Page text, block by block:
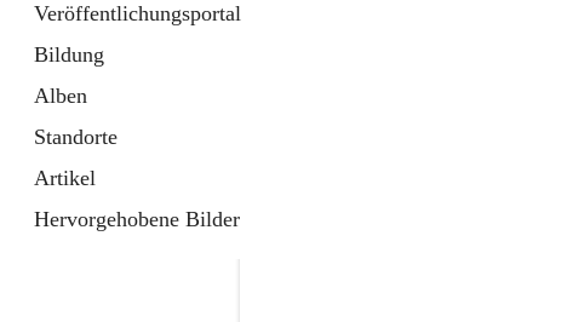
Veröffentlichungsportal
Bildung
Alben
Standorte
Artikel
Hervorgehobene Bilder